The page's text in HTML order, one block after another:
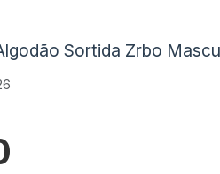
Sortida Zrbo